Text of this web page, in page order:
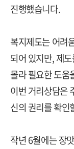
진행했습니다.
복지제도는 어려
되어 있지만, 제
몰라 필요한 도움
이번 거리상담은
신의 권리를 확인
작년 6월에는 장